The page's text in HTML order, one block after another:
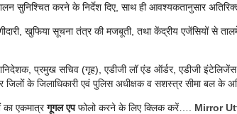
सुनिश्चित करने के निर्देश दिए, साथ ही आवश्यकतानुसार
खुफिया सूचना तंत्र की मजबूती, तथा केंद्रीय एजेंसियों से
प्रमुख सचिव (गृह), एडीजी लॉ एंड ऑर्डर, एडीजी
जिलों के जिलाधिकारी एवं पुलिस अधीक्षक व सशस्त्र सीमा बल के
का एकमात्रगूगल एपफोलो करने के लिए क्लिक करें…. Mirror